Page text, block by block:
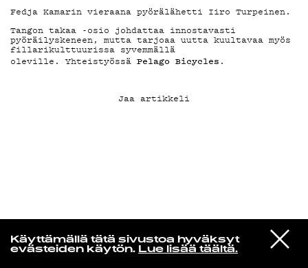
Käyttämällä tätä sivustoa hyväksyt
evästeiden käytön. Lue lisää täältä.
VIESTI
STUDIOON
Jotain lainattua
Fedja Kamarin vieraana pyörälähetti Iiro Turpeinen.
Tangon takaa -osio johdattaa innostavasti
pyöräilyskeneen, mutta tarjoaa uutta kuultavaa myös
fillarikulttuurissa syvemmällä
oleville. Yhteistyössä Pelago Bicycles .
Jaa artikkeli